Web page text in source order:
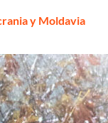
y Moldavia